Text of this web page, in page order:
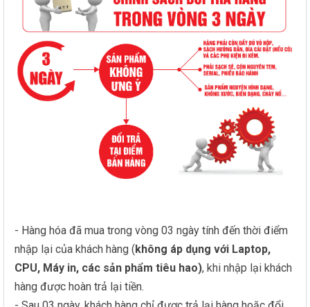
- Hàng hóa đã mua trong vòng 03 ngày tính đến thời điểm
nhập lại của khách hàng ( không áp dụng với Laptop,
CPU, Máy in, các sản phẩm tiêu hao), khi nhập lại khách
hàng được hoàn trả lại tiền.